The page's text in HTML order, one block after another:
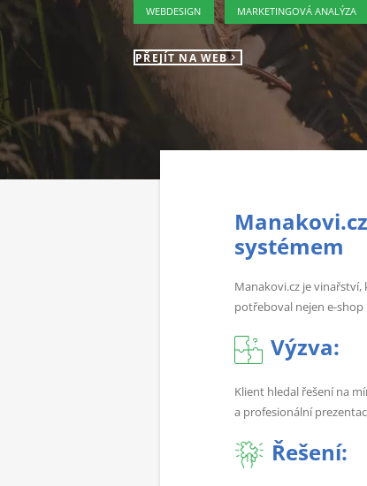
WEBDESIGN MARKETINGOVÁ ANALÝZA
PŘEJÍT NA WEB
systémem
Manakovi.cz je
potřeboval nejen e-
Výzva:
Klient hledal řešení na
a profesionální
Řešení: